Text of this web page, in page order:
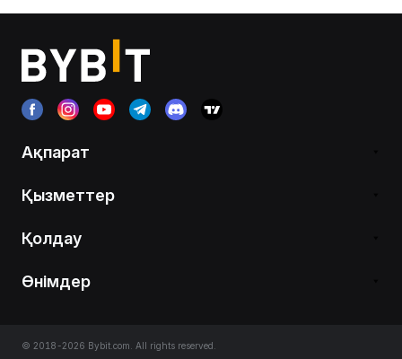
Ақпарат
Қызметтер
Қолдау
Өнімдер
© 2018-2026 Bybit.com. All rights reserved.